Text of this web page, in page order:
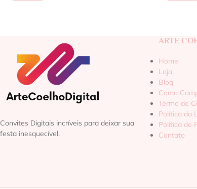
Convites Digitais incríveis para deixar sua
festa inesquecível.
ARTE
Home
Loja
Blog
Como
Termo de
Política da
Política de
Contato